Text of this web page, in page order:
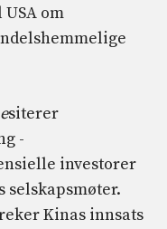
om
siterer
-
investorer
selskapsmøter.
Kinas innsats